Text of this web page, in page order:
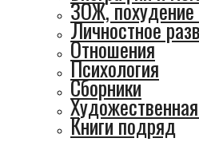
ЗОЖ,
Личностное
Отношения
Психология
Сборники
Книги подряд